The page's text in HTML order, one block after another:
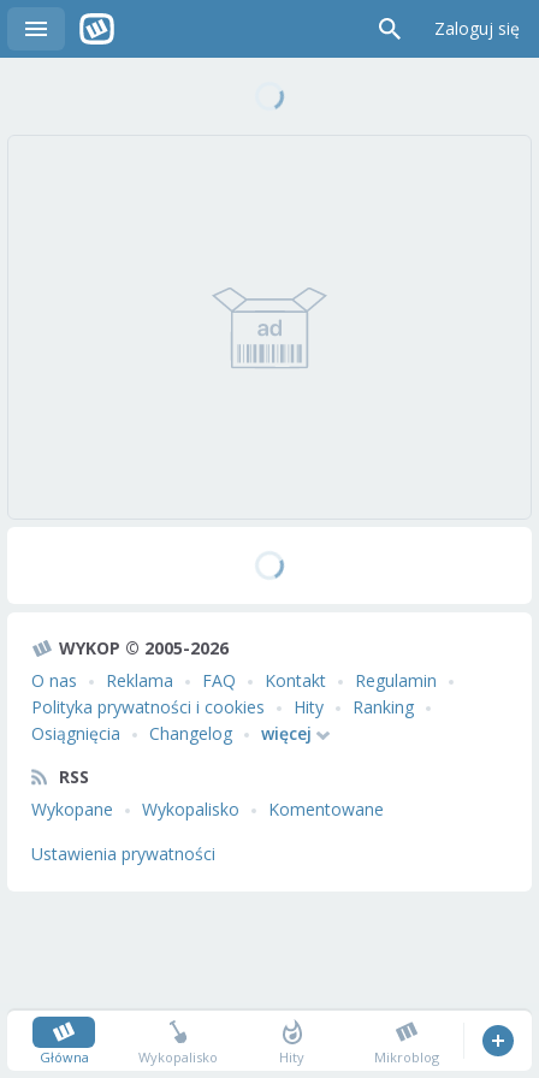
Zaloguj się
WYKOP © 2005-2026
O nas
Reklama FAQ Kontakt
Regulamin
Polityka prywatności i cookies
Hity
Ranking
Osiągnięcia
Changelog
więcej
RSS
Wykopane
Wykopalisko
Komentowane
Ustawienia prywatności
Główna Wykopalisko Hity Mikroblog